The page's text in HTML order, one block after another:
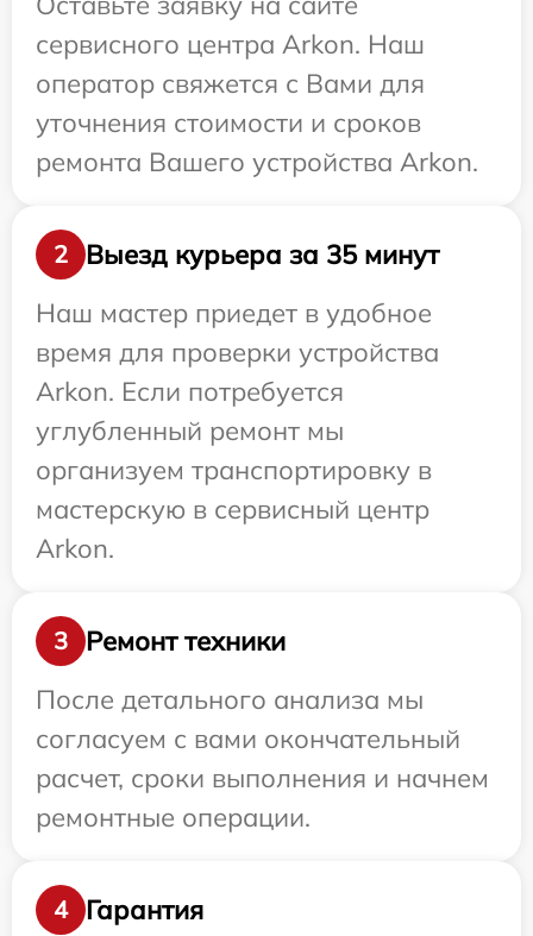
сервисного центра Arkon. Наш
оператор свяжется с Вами для
уточнения стоимости и сроков
ремонта Вашего устройства Arkon.
2
Выезд курьера за 35 минут
Наш мастер приедет в удобное
время для проверки устройства
Arkon. Если потребуется
углубленный ремонт мы
организуем транспортировку в
мастерскую в сервисный центр
Arkon.
3
Ремонт техники
После детального анализа мы
согласуем с вами окончательный
расчет, сроки выполнения и начнем
ремонтные операции.
4
Гарантия